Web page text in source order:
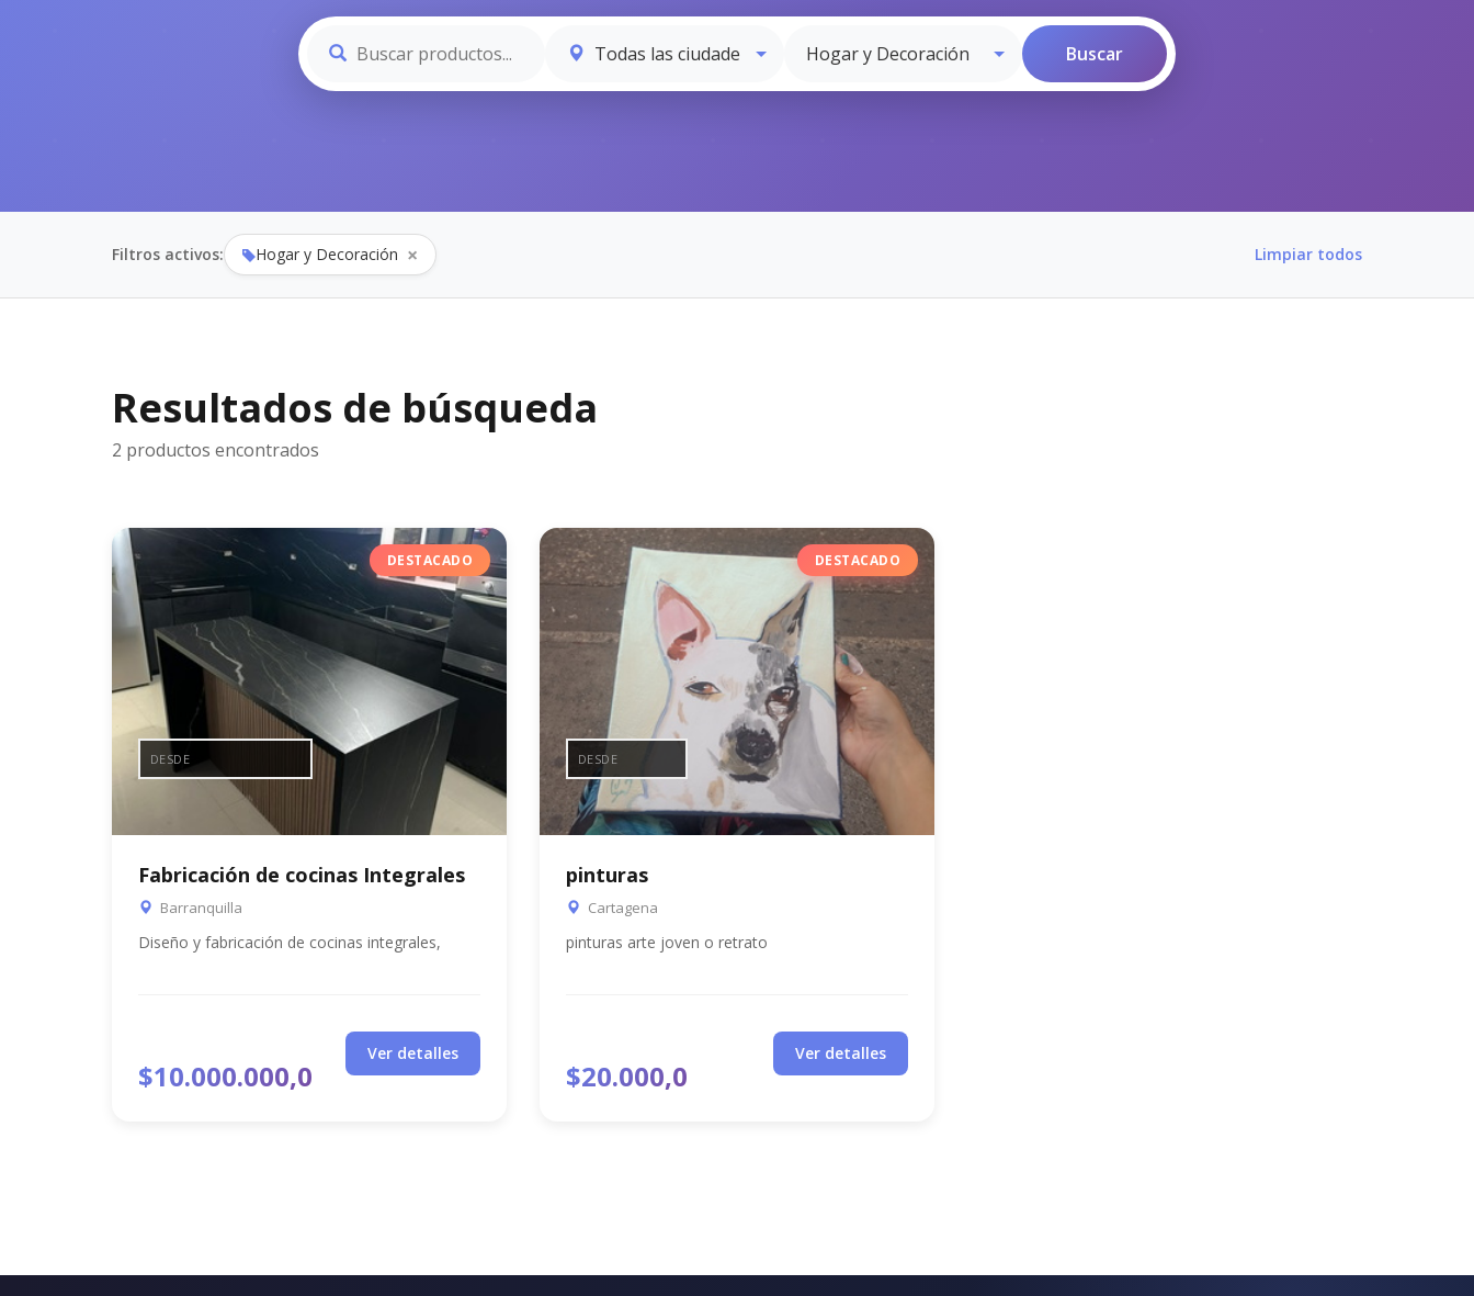
Filtros activos: Hogar y Decoración × Limpiar todos
Resultados de búsqueda
2 productos encontrados
DESTACADO
Fabricación de cocinas Integrales
Barranquilla
Diseño y fabricación de cocinas integrales,
DESDE
$10.000.000,0
Ver detalles
DESTACADO
pinturas
Cartagena
pinturas arte joven o retrato
DESDE
$20.000,0
Ver detalles